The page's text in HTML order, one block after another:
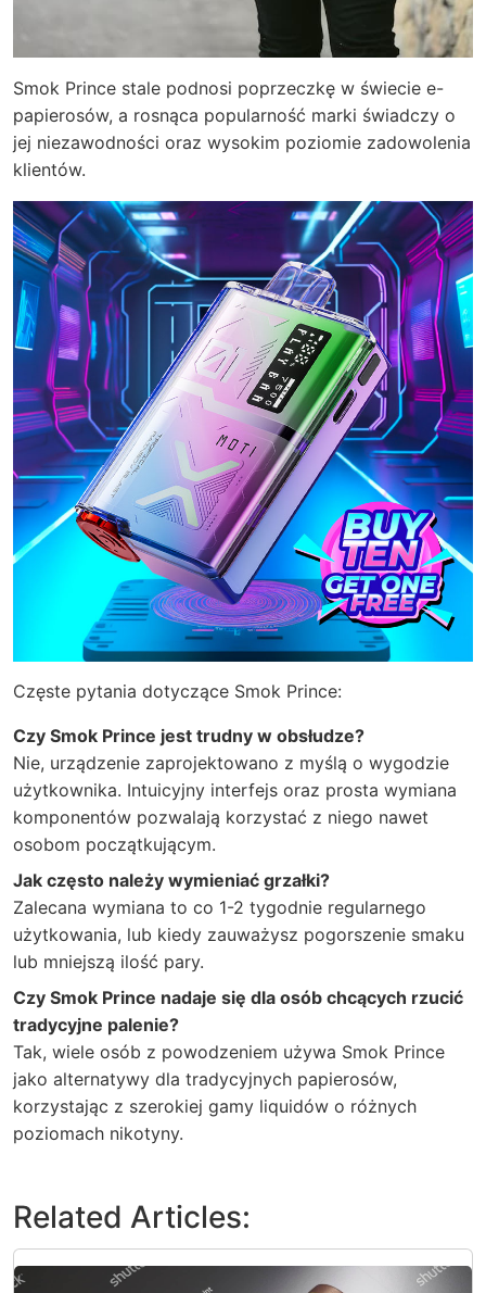
Smok Prince stale podnosi poprzeczkę w świecie e-
papierosów, a rosnąca popularność marki świadczy o
jej niezawodności oraz wysokim poziomie zadowolenia
klientów.
Częste pytania dotyczące Smok Prince:
Czy Smok Prince jest trudny w obsłudze?
Nie, urządzenie zaprojektowano z myślą o wygodzie
użytkownika. Intuicyjny interfejs oraz prosta wymiana
komponentów pozwalają korzystać z niego nawet
osobom początkującym.
Jak często należy wymieniać grzałki?
Zalecana wymiana to co 1-2 tygodnie regularnego
użytkowania, lub kiedy zauważysz pogorszenie smaku
lub mniejszą ilość pary.
Czy Smok Prince nadaje się dla osób chcących rzucić
tradycyjne palenie?
Tak, wiele osób z powodzeniem używa Smok Prince
jako alternatywy dla tradycyjnych papierosów,
korzystając z szerokiej gamy liquidów o różnych
poziomach nikotyny.
Related Articles: